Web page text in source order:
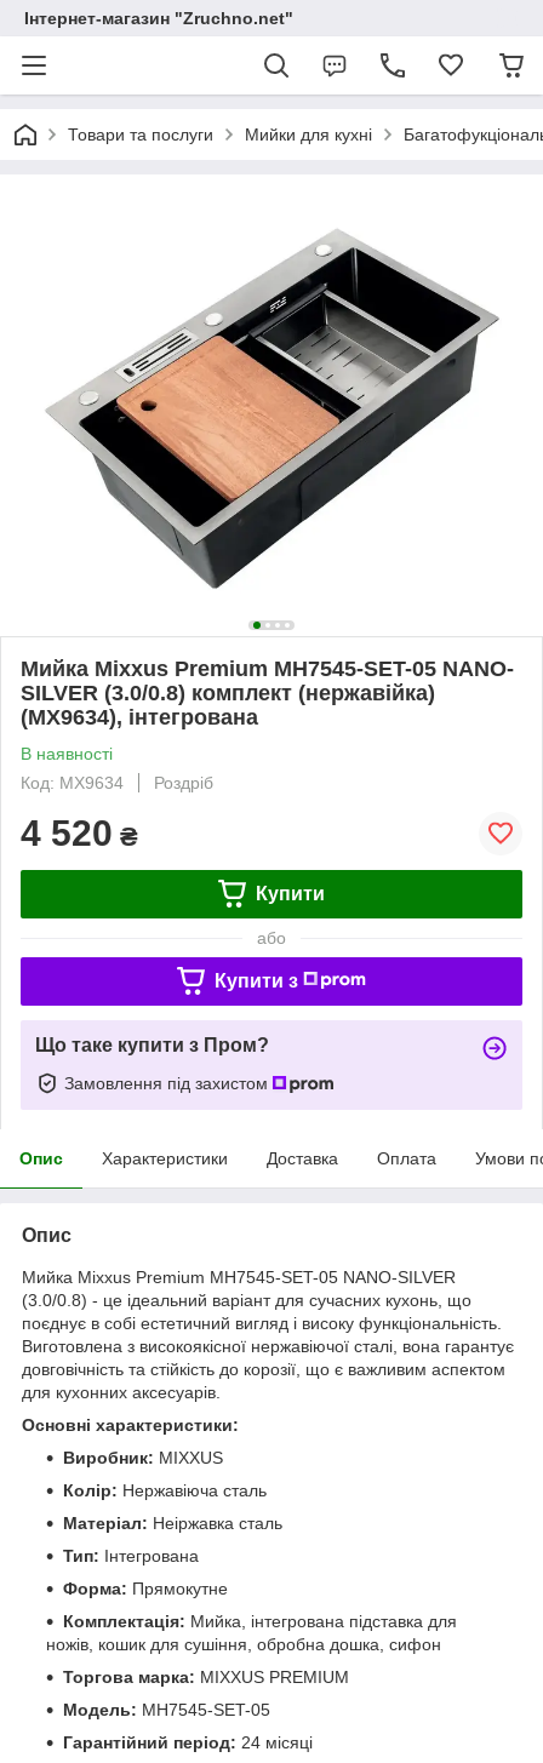
Інтернет-магазин "Zruchno.net"
Товари та послуги Мийки для кухні
Мийка Mixxus Premium MH7545-SET-05 NANO-
SILVER (3.0/0.8) комплект (нержавійка)
(MX9634), інтегрована
В наявності
Код: MX9634
Роздріб
4 520 ₴
Купити
або
Купити з
Що таке купити з Пром?
Замовлення під захистом
Опис Характеристики Доставка Оплата Умови
Опис
Мийка Mixxus Premium MH7545-SET-05 NANO-SILVER
(3.0/0.8) - це ідеальний варіант для сучасних кухонь, що
поєднує в собі естетичний вигляд і високу функціональність.
Виготовлена з високоякісної нержавіючої сталі, вона гарантує
довговічність та стійкість до корозії, що є важливим аспектом
для кухонних аксесуарів.
Основні характеристики:
Виробник: MIXXUS
Колір: Нержавіюча сталь
Матеріал: Неіржавка сталь
Тип: Інтегрована
Форма: Прямокутне
Комплектація: Мийка, інтегрована підставка для
ножів, кошик для сушіння, обробна дошка, сифон
Торгова марка: MIXXUS PREMIUM
Мoдель: MH7545-SET-05
Гарантійний період: 24 місяці